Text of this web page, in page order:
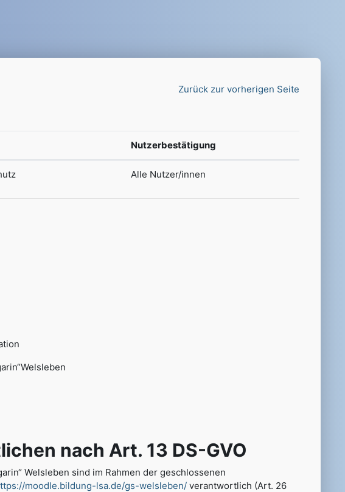
Zurück zur vorherigen Seite
Nutzerbestätigung
Alle Nutzer/innen
nach Art. 13 DS-GVO
Welsleben sind im Rahmen der geschlossenen
moodle.bildung-lsa.de/gs-welsleben/ verantwortlich (Art. 26